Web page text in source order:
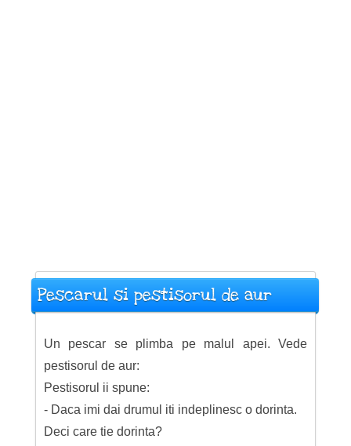
Pescarul si pestisorul de aur
Un pescar se plimba pe malul apei. Vede
pestisorul de aur:
Pestisorul ii spune:
- Daca imi dai drumul iti indeplinesc o dorinta.
Deci care tie dorinta?